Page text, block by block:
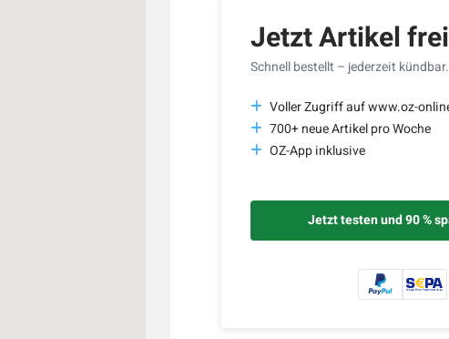
Jetzt Artikel
Schnell bestellt – jederzeit kündbar.
Voller Zugriff auf www.oz-
700+ neue Artikel pro Woche
OZ-App inklusive
Jetzt testen und 90 %